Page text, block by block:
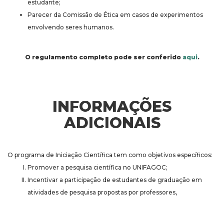
estudante;
Parecer da Comissão de Ética em casos de experimentos
envolvendo seres humanos.
O regulamento completo pode ser conferido aqui.
INFORMAÇÕES
ADICIONAIS
O programa de Iniciação Científica tem como objetivos específicos:
Promover a pesquisa científica no UNIFAGOC;
Incentivar a participação de estudantes de graduação em
atividades de pesquisa propostas por professores,